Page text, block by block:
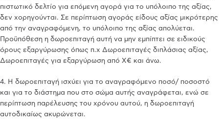
πιστωτικό δελτίο για επόμενη αγορά για το υπόλοιπο της αξίας,
δεν χορηγούνται. Σε περίπτωση αγοράς είδους αξίας μικρότερης
από την αναγραφόμενη, το υπόλοιπο της αξίας απολύεται.
Προϋπόθεση η δωροεπιταγή αυτή να μην εμπίπτει σε ειδικούς
όρους εξαργύρωσης όπως π.χ Δωροεπιταγές διπλάσιας αξίας,
Δωροεπιταγές για εξαργύρωση από X€ και άνω.
4. Η δωροεπιταγή ισχύει για το αναγραφόμενο ποσό/ ποσοστό
και για το διάστημα που στο σώμα αυτής αναγράφεται, ενώ σε
περίπτωση παρέλευσης του χρόνου αυτού, η δωροεπιταγή
αυτοδικαίως ακυρώνεται.